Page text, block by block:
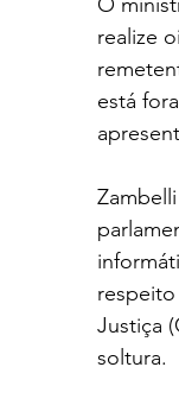
realize
está
Justiça
soltura.